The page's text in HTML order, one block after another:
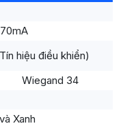
hiệu điều khiển)
Wiegand 34
Xanh